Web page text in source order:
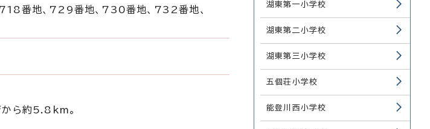
718番地、729番地、730番地、732番地、
から約5.8km。
湖東第一小学校
湖東第二小学校
湖東第三小学校
五個荘小学校
能登川西小学校